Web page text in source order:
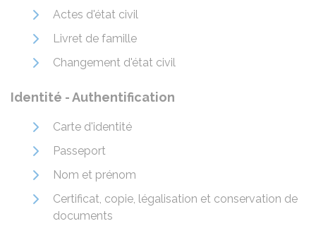
Actes d'état civil
Livret de famille
Changement d'état civil
Identité - Authentification
Carte d'identité
Passeport
Nom et prénom
Certificat, copie, légalisation et conservation de
documents